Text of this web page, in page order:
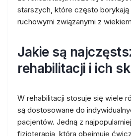
starszych, które często borykają
ruchowymi związanymi z
Jakie są
rehabilitacji i ich
W rehabilitacji stosuje się wiele
są dostosowane do
pacjentów. Jedną z
fizjoterapia, która obejmuje